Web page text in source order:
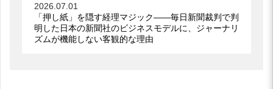
2026.07.01
「押し紙」を隠す経理マジック――毎日新聞裁判で判
明した日本の新聞社のビジネスモデルに、ジャーナリ
ズムが機能しない客観的な理由